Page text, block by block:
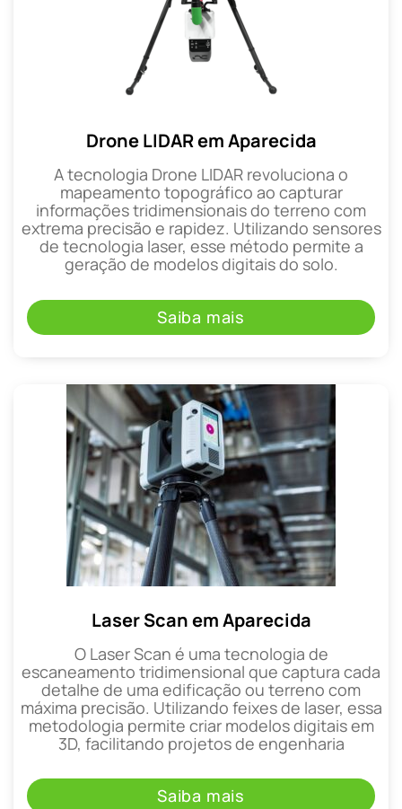
Drone LIDAR em Aparecida
A tecnologia Drone LIDAR revoluciona o
mapeamento topográfico ao capturar
informações tridimensionais do terreno com
extrema precisão e rapidez. Utilizando sensores
de tecnologia laser, esse método permite a
geração de modelos digitais do solo.
Saiba mais
Laser Scan em Aparecida
O Laser Scan é uma tecnologia de
escaneamento tridimensional que captura cada
detalhe de uma edificação ou terreno com
máxima precisão. Utilizando feixes de laser, essa
metodologia permite criar modelos digitais em
3D, facilitando projetos de engenharia
Saiba mais